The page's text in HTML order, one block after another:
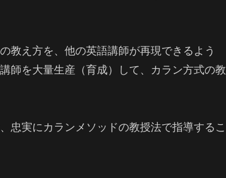
教え方を、他の英語講師が再現できるよう
師を大量生産（育成）して、カラン方式の教
忠実にカランメソッドの教授法で指導するこ